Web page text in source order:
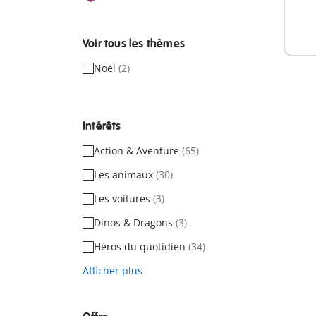
Voir tous les thèmes
Noël (2)
Intérêts
Action & Aventure (65)
Les animaux (30)
Les voitures (3)
Dinos & Dragons (3)
Héros du quotidien (34)
Afficher plus